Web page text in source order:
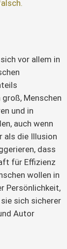
vor allem in
Menschen
und in
auch wenn
als die Illusion
dass
für Effizienz
wollen in
Persönlichkeit,
sich sicherer
Autor